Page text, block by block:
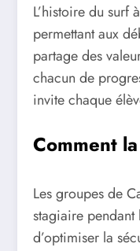
L’histoire du
permettant aux
partage des
chacun de
invite chaque
Comment
Les groupes de
stagiaire
d’optimiser la